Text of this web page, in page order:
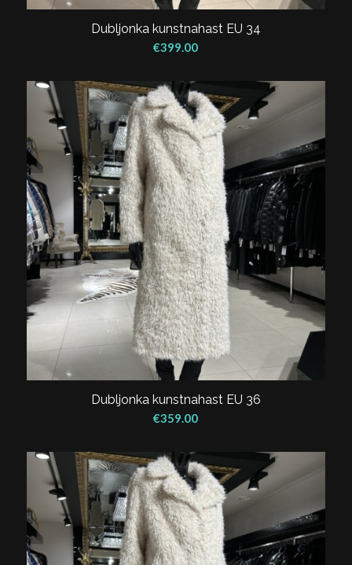
Dubljonka kunstnahast EU 34
€399.00
Dubljonka kunstnahast EU 36
€359.00